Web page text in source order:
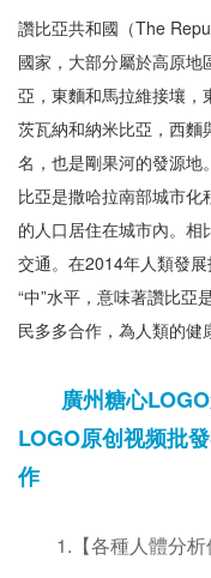
讚比亞共和國（The
國家，大部分屬於高原
亞，東麵和馬拉維接壤，
茨瓦納和納米比亞，西麵
名，也是剛果河的發源
比亞是撒哈拉南部城市
的人口居住在城市內。
交通。在2014年人類發
“中”水平，意味著讚比亞
民多多合作，為人類的健
廣州糖心LOGO
LOGO原创视频批
作
1.【各種人體分析